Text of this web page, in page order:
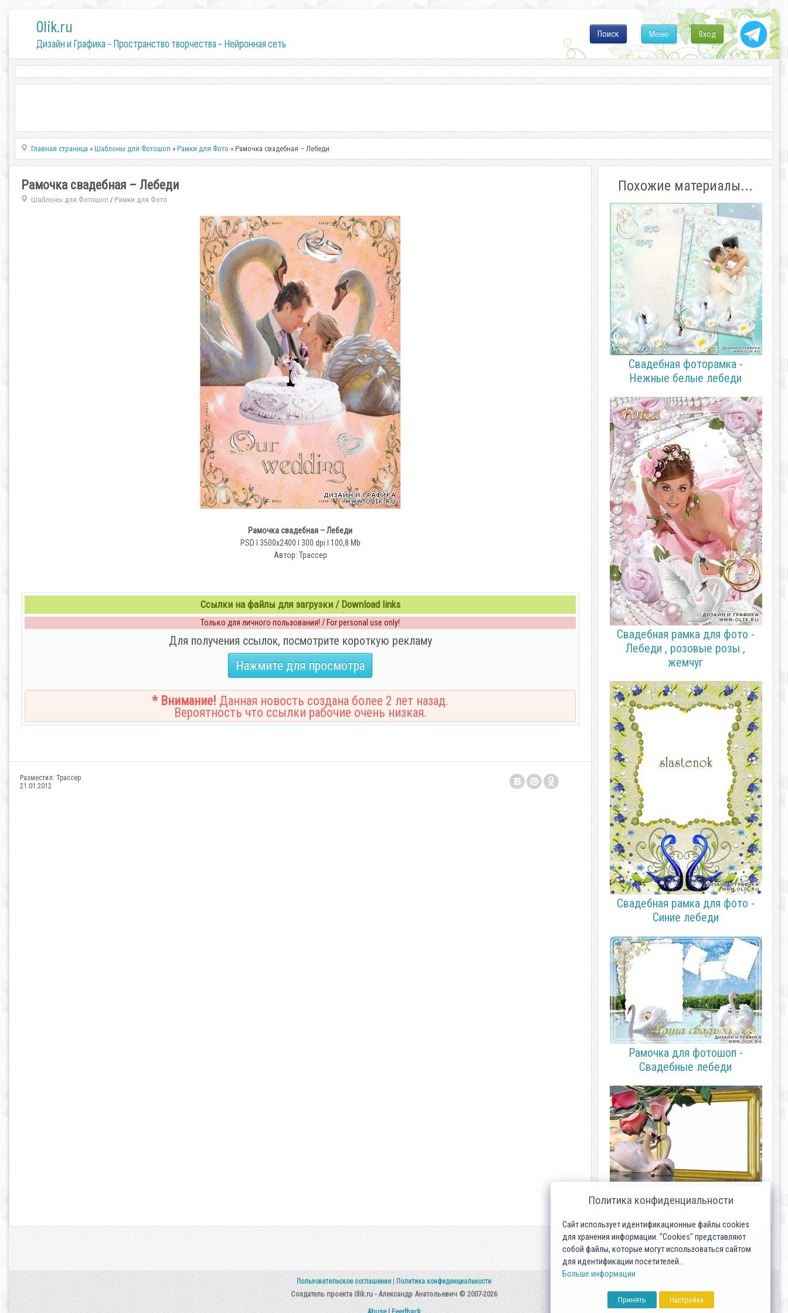
0lik.ru
Дизайн и Графика - Пространство творчества - Нейронная сеть
Вход
Меню
Поиск
Главная страница »Шаблоны для Фотошоп »Рамки для Фото » Рамочка свадебная – Лебеди
Рамочка свадебная – Лебеди
Шаблоны для Фотошоп / Рамки для Фото
Рамочка свадебная – Лебеди
PSD l 3500x2400 l 300 dpi l 100,8 Mb
Автор: Трассер
Ссылки на файлы для загрузки / Download links
Только для личного пользования! / For personal use only!
Для получения ссылок, посмотрите короткую рекламу
Нажмите для просмотра
* Внимание! Данная новость создана более 2 лет назад.
Вероятность что ссылки рабочие очень низкая.
Разместил: Трассер
21.01.2012
Похожие материалы...
Свадебная фоторамка -
Нежные белые лебеди
Свадебная рамка для фото -
Лебеди , розовые розы ,
жемчуг
Свадебная рамка для фото -
Синие лебеди
Рамочка для фотошоп -
Свадебные лебеди
Рамочка - Лебеди
Пользовательское соглашение Политика конфиденциальности
Создатель проекта 0lik.ru - Александр Анатольевич © 2007-2026
Политика конфиденциальности
Сайт использует идентификационные файлы cookies
для хранения информации. "Cookies" представляют
собой файлы, которые могут использоваться сайтом
для идентификации посетителей...
Больше информации
Принять Настройка